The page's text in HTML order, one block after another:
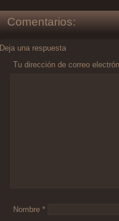
Comentarios:
Deja una respuesta
Tu dirección de correo
Nombre *